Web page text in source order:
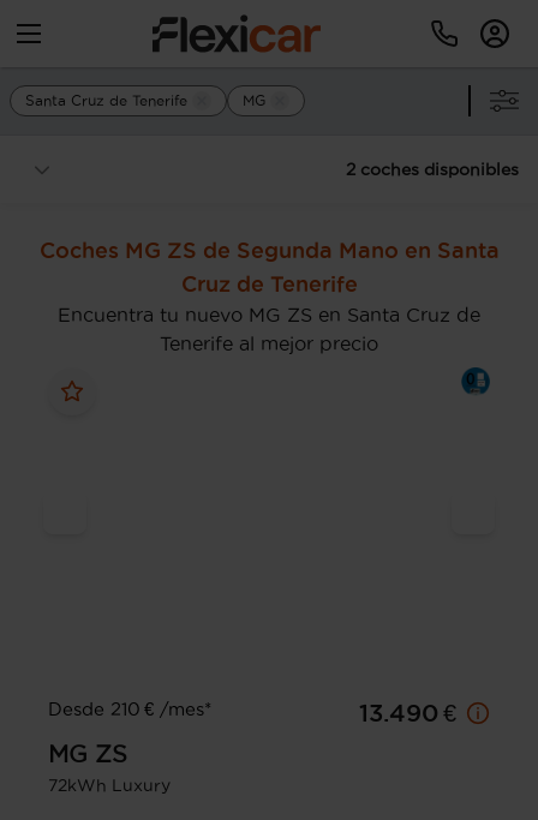
Santa Cruz de Tenerife MG
2 coches disponibles
Coches MG ZS de Segunda Mano en Santa
Cruz de Tenerife
Encuentra tu nuevo MG ZS en Santa Cruz de
Tenerife al mejor precio
Desde 210 € /mes*
13.490 €
MG ZS
72kWh Luxury